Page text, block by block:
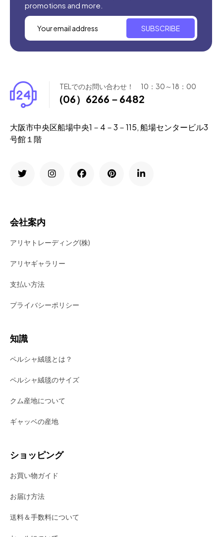
promotions and more.
SUBSCRIBE
TELでのお問い合わせ！ 10：30～18：00
(06）6266－6482
大阪市中央区船場中央1－4－3－115, 船場センタービル3
号館１階
会社案内
アリヤトレーディング(株)
アリヤギャラリー
支払い方法
プライバシーポリシー
知識
ペルシャ絨毯とは？
ペルシャ絨毯のサイズ
クム産地について
ギャッベの産地
ショッピング
お買い物ガイド
お届け方法
送料＆手数料について